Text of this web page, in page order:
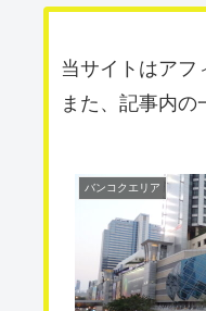
当サイトはアフ
また、記事内の
バンコクエリア